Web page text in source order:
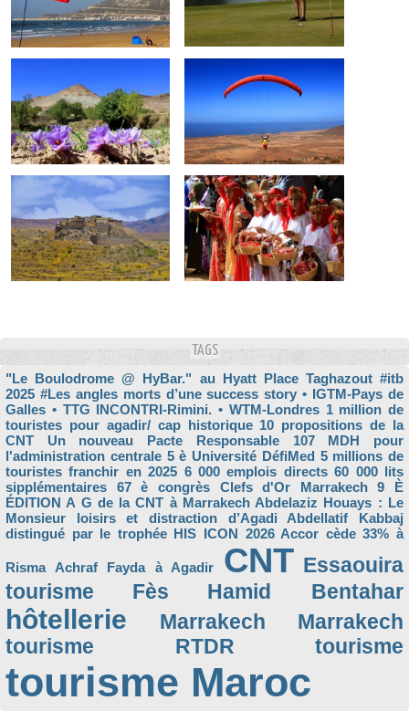
TAGS
"Le Boulodrome @ HyBar." au Hyatt Place Taghazout #itb
2025 #Les angles morts d’une success story • IGTM-Pays de
Galles • TTG INCONTRI-Rimini. • WTM-Londres 1 million de
touristes pour agadir/ cap historique 10 propositions de la
CNT Un nouveau Pacte Responsable
107 MDH pour
l'administration centrale 5 è Université DéfiMed 5 millions de
touristes franchir en 2025 6 000 emplois directs 60 000 lits
sipplémentaires
67 è congrès Clefs d'Or Marrakech
9 È
ÉDITION A G de la CNT à Marrakech Abdelaziz Houays : Le
Monsieur loisirs et distraction d’Agadi
Abdellatif Kabbaj
distingué par le trophée HIS ICON 2026 Accor cède 33% à
Risma Achraf Fayda à Agadir CNT Essaouira
tourisme
Fès Hamid Bentahar
hôtellerie Marrakech
Marrakech
tourisme
RTDR tourisme
tourisme Maroc